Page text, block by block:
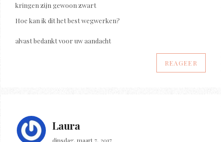
kringen zijn gewoon zwart
Hoe kan ik dit het best wegwerken?
alvast bedankt voor uw aandacht
REAGEER
Laura
dinsdag, maart 7, 2017